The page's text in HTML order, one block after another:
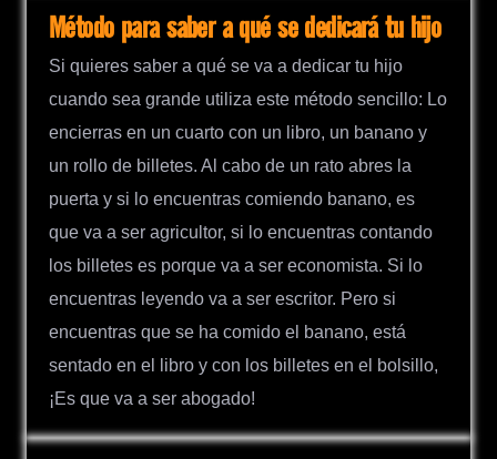
Método para saber a qué se dedicará tu hijo
Si quieres saber a qué se va a dedicar tu hijo
cuando sea grande utiliza este método sencillo: Lo
encierras en un cuarto con un libro, un banano y
un rollo de billetes. Al cabo de un rato abres la
puerta y si lo encuentras comiendo banano, es
que va a ser agricultor, si lo encuentras contando
los billetes es porque va a ser economista. Si lo
encuentras leyendo va a ser escritor. Pero si
encuentras que se ha comido el banano, está
sentado en el libro y con los billetes en el bolsillo,
¡Es que va a ser abogado!